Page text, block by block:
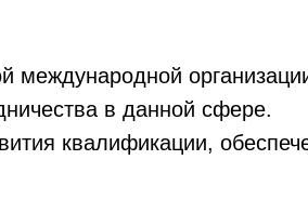
в данной сфере.
квалификации,